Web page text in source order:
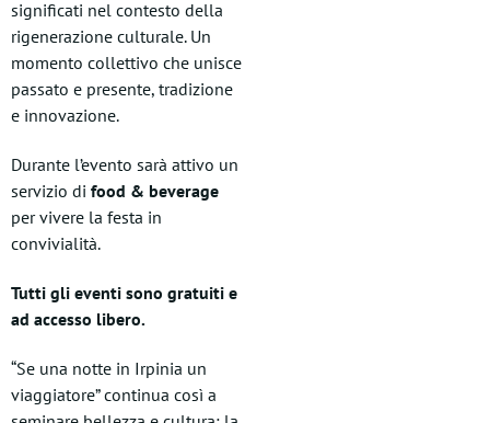
significati nel contesto della
rigenerazione culturale. Un
momento collettivo che unisce
passato e presente, tradizione
e innovazione.
Durante l’evento sarà attivo un
servizio di food & beverage
per vivere la festa in
convivialità.
Tutti gli eventi sono gratuiti e
ad accesso libero.
“Se una notte in Irpinia un
viaggiatore” continua così a